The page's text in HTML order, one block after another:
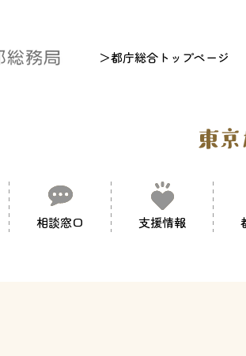
＞都庁総合トップページ
相談窓口 支援情報